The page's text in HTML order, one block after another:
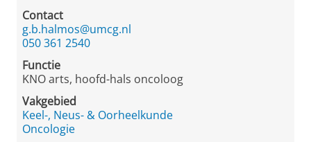
Contact
g.b.halmos@umcg.nl
050 361 2540
Functie
KNO arts, hoofd-hals oncoloog
Vakgebied
Keel-, Neus- & Oorheelkunde
Oncologie